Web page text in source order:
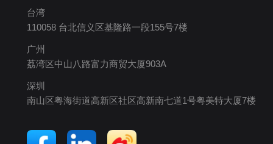
台湾
110058 台北信义区基隆路一段155号7楼
广州
荔湾区中山八路富力商贸大厦903A
深圳
南山区粤海街道高新区社区高新南七道1号粤美特大厦7楼